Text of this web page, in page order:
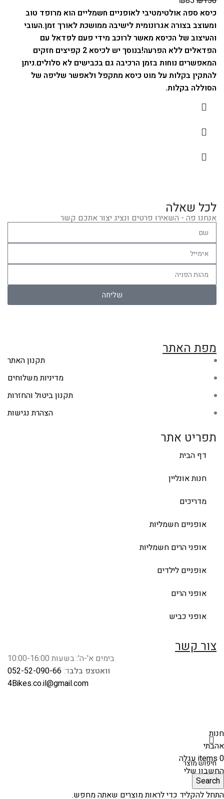
כיסא ספה אולטימטיבי לאופניים חשמליים הוא מרופד טוב
ומעוצב בצורה אגרונומית לישיבה ממושכת לאורך זמן.העובי
והעיצוב של הכיסא מאשר לרוכב מידי פעם לפדאל עם
הפדאלים ללא הפרעה!
בנוסך יש לכיסא 2 קפיצים חזקים
המאפשרים נוחות בזמן הרכיבה גם בכבישים לא סלולים.ניתן
להתקין בקלות על מוט כיסא מתקפל ולאפשר שליפה של
הסוללה בקלות.
לכל שאלה
אנחנו פה - השאירו פרטים ונציג יצור אתכם קשר
שליחה
מפת האתר
תקנון האתר
מדיניות משלוחים
תקנון ביטול והחזרות
הצהרת נגישות
תפריט אתר
דף הבית
חנות אונליין
מדריכים
אופניים חשמליות
אופני הרים חשמליות
אופניים לילדים
אופני הרים
אופני כביש
צור קשר
בימים א'-ה': בשעות 10:00-16:00
וואטצפ בלבד:052-52-090-66
4Bikes.co.il@gmail.com
Search
התחל להקליד כדי לראות מוצרים שאתה מחפש.
חנות
אהבתי
0
itemsעגלה
החשבון שלי